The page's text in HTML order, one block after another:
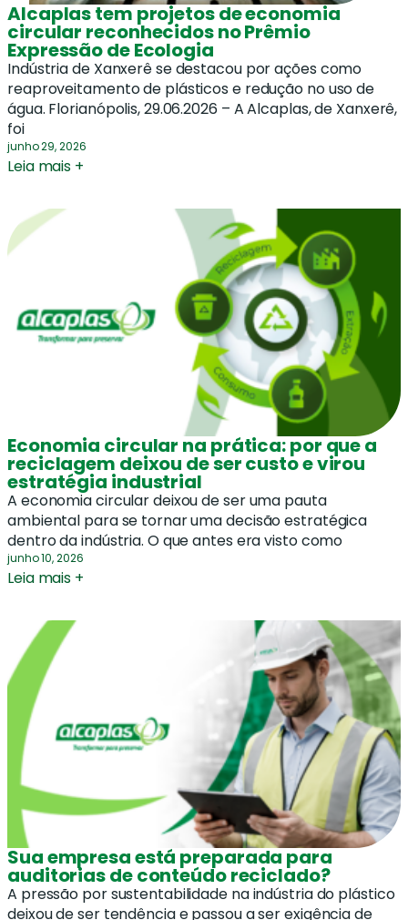
Alcaplas tem projetos de economia
circular reconhecidos no Prêmio
Expressão de Ecologia
Indústria de Xanxerê se destacou por ações como
reaproveitamento de plásticos e redução no uso de
água. Florianópolis, 29.06.2026 – A Alcaplas, de Xanxerê,
foi
junho 29, 2026
Leia mais +
Economia circular na prática: por que a
reciclagem deixou de ser custo e virou
estratégia industrial
A economia circular deixou de ser uma pauta
ambiental para se tornar uma decisão estratégica
dentro da indústria. O que antes era visto como
junho 10, 2026
Leia mais +
Sua empresa está preparada para
auditorias de conteúdo reciclado?
A pressão por sustentabilidade na indústria do plástico
deixou de ser tendência e passou a ser exigência de